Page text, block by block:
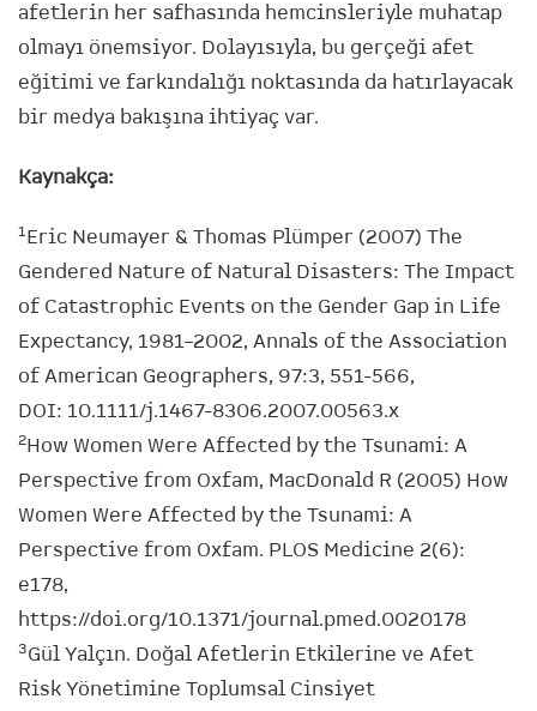
afetlerin her safhasında hemcinsleriyle muhatap
olmayı önemsiyor. Dolayısıyla, bu gerçeği afet
eğitimi ve farkındalığı noktasında da hatırlayacak
bir medya bakışına ihtiyaç var.
Kaynakça:
1Eric Neumayer & Thomas Plümper (2007) The
Gendered Nature of Natural Disasters: The Impact
of Catastrophic Events on the Gender Gap in Life
Expectancy, 1981–2002, Annals of the Association
of American Geographers, 97:3, 551-566,
DOI: 10.1111/j.1467-8306.2007.00563.x
2How Women Were Affected by the Tsunami: A
Perspective from Oxfam, MacDonald R (2005) How
Women Were Affected by the Tsunami: A
Perspective from Oxfam. PLOS Medicine 2(6):
e178,
https://doi.org/10.1371/journal.pmed.0020178
3Gül Yalçın. Doğal Afetlerin Etkilerine ve Afet
Risk Yönetimine Toplumsal Cinsiyet